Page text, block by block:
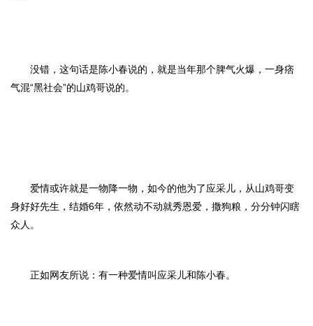
没错，这句话是陈小春说的，就是当年那个脾气火爆，一身痞
气混“黑社会”的山鸡哥说的。
爱情或许就是一物降一物，如今的他为了应采儿，从山鸡哥变
身好好先生，结婚6年，依然动不动就秀恩爱，撒狗粮，分分钟闪瞎
众人。
正如网友所说：有一种爱情叫应采儿和陈小春。